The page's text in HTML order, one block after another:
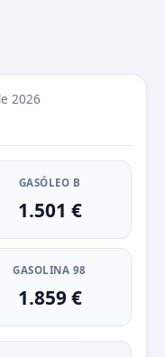
2026
GASÓLEO B
1.501 €
GASOLINA 98
1.859 €